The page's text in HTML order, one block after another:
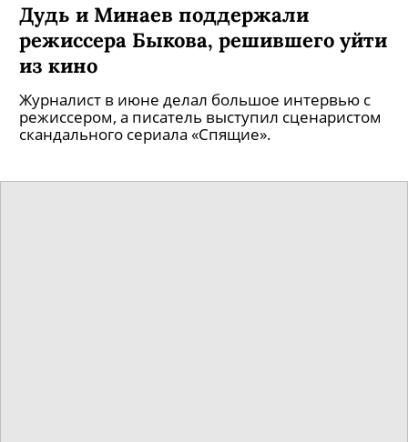
Дудь и Минаев поддержали
режиссера Быкова, решившего уйти
из кино
Журналист в июне делал большое интервью с
режиссером, а писатель выступил сценаристом
скандального сериала «Спящие».